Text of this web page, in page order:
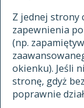
Z jednej strony
zapewnienia
(np.
okienku). Jeśli
stronę, gdyż
poprawnie
autorzy tekstów
zasady
statystyki
najnowsze hasła
ostatnio